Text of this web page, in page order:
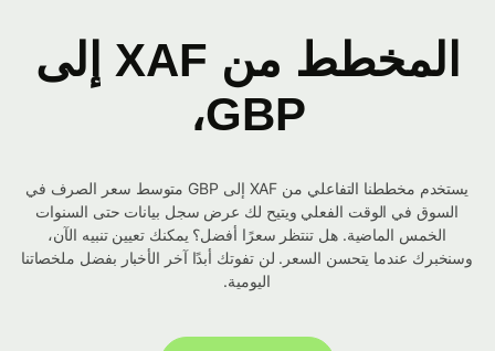
المخطط من XAF إلى
GBP،
يستخدم مخططنا التفاعلي من XAF إلى GBP متوسط ​​سعر الصرف في
السوق في الوقت الفعلي ويتيح لك عرض سجل بيانات حتى السنوات
الخمس الماضية. هل تنتظر سعرًا أفضل؟ يمكنك تعيين تنبيه الآن،
وسنخبرك عندما يتحسن السعر. لن تفوتك أبدًا آخر الأخبار بفضل ملخصاتنا
اليومية.